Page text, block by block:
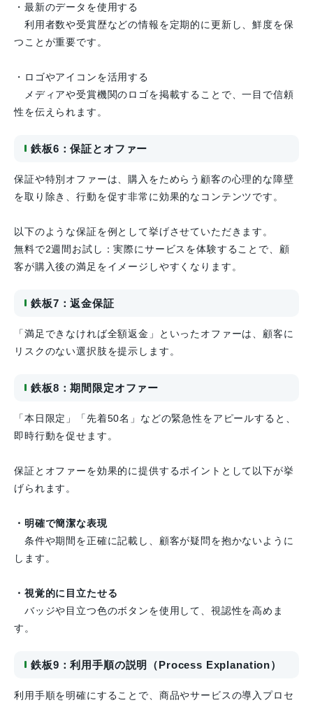
・最新のデータを使用する
利用者数や受賞歴などの情報を定期的に更新し、鮮度を保
つことが重要です。
・ロゴやアイコンを活用する
メディアや受賞機関のロゴを掲載することで、一目で信頼
性を伝えられます。
鉄板6：保証とオファー
保証や特別オファーは、購入をためらう顧客の心理的な障壁
を取り除き、行動を促す非常に効果的なコンテンツです。
以下のような保証を例として挙げさせていただきます。
無料で2週間お試し：実際にサービスを体験することで、顧
客が購入後の満足をイメージしやすくなります。
鉄板7：返金保証
「満足できなければ全額返金」といったオファーは、顧客に
リスクのない選択肢を提示します。
鉄板8：期間限定オファー
「本日限定」「先着50名」などの緊急性をアピールすると、
即時行動を促せます。
保証とオファーを効果的に提供するポイントとして以下が挙
げられます。
・明確で簡潔な表現
条件や期間を正確に記載し、顧客が疑問を抱かないように
します。
・視覚的に目立たせる
バッジや目立つ色のボタンを使用して、視認性を高めま
す。
鉄板9：利用手順の説明（Process Explanation）
利用手順を明確にすることで、商品やサービスの導入プロセ